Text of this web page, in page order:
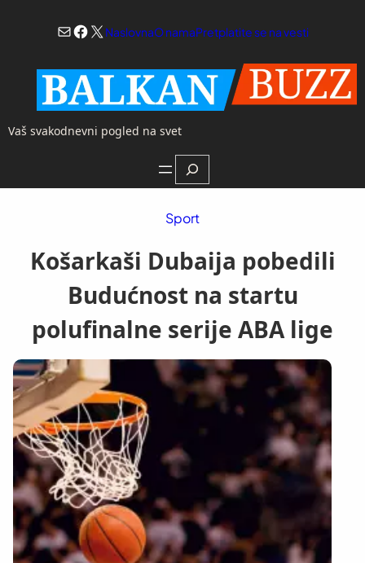
Mail
Facebook
X NaslovnaO namaPretplatite se na vesti
Vaš svakodnevni pogled na svet
Search
Sport
Košarkaši Dubaija pobedili
Budućnost na startu
polufinalne serije ABA lige